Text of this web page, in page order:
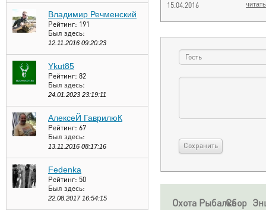
Владимир Речменский
Рейтинг: 191
Был здесь:
12.11.2016 09:20:23
Ykut85
Рейтинг: 82
Был здесь:
24.01.2023 23:19:11
АлексеЙ ГаврилюК
Рейтинг: 67
Был здесь:
13.11.2016 08:17:16
Fedenka
Рейтинг: 50
Был здесь:
22.08.2017 16:54:15
15.04.2016
Охота РыбалкаСбор